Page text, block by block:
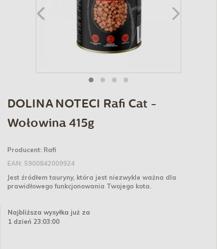
DOLINA NOTECI Rafi Cat -
Wołowina 415g
Producent: Rafi
EAN: 5900842009924
Jest źródłem tauryny, która jest niezwykle ważna dla
prawidłowego funkcjonowania Twojego kota.
Najbliższa wysyłka już za
1 dzień 23:03:00